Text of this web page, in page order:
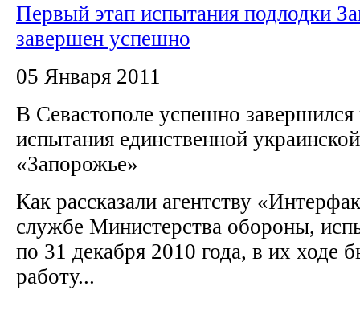
Первый этап испытания подлодки
завершен успешно
05 Января 2011
В Севастополе успешно завершился
испытания единственной
«Запорожье»
Как рассказали агентству
службе Министерства обороны,
по 31 декабря 2010 года, в их ходе
работу...